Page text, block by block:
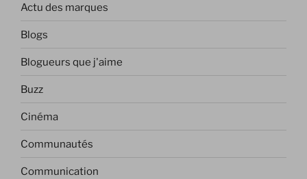
Actu des marques
Blogs
Blogueurs que j'aime
Buzz
Cinéma
Communautés
Communication